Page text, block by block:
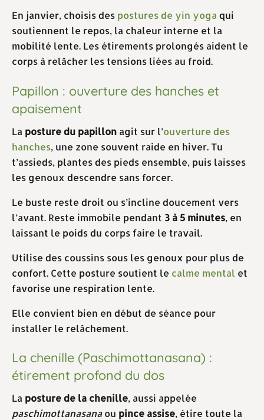
En janvier, choisis des postures de yin yoga qui
soutiennent le repos, la chaleur interne et la
mobilité lente. Les étirements prolongés aident le
corps à relâcher les tensions liées au froid.
Papillon : ouverture des hanches et
apaisement
La posture du papillon agit sur l’ouverture des
hanches, une zone souvent raide en hiver. Tu
t’assieds, plantes des pieds ensemble, puis laisses
les genoux descendre sans forcer.
Le buste reste droit ou s’incline doucement vers
l’avant. Reste immobile pendant 3 à 5 minutes, en
laissant le poids du corps faire le travail.
Utilise des coussins sous les genoux pour plus de
confort. Cette posture soutient le calme mental et
favorise une respiration lente.
Elle convient bien en début de séance pour
installer le relâchement.
La chenille (Paschimottanasana) :
étirement profond du dos
La posture de la chenille, aussi appelée
paschimottanasanaou pince assise, étire toute la